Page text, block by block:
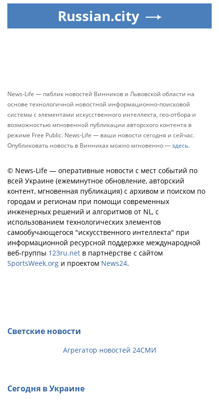
Russian.city
News-Life — паблик новостей Винников и Львовской области на
основе технологичной новостной информационно-поисковой
системы с элементами искусственного интеллекта, гео-отбора и
возможностью мгновенной публикации авторского контента в
режиме Free Public. News-Life — ваши новости сегодня и сейчас.
Опубликовать новость в Винниках можно мгновенно —здесь.
© News-Life — оперативные новости с мест событий по
всей Украине (ежеминутное обновление, авторский
контент, мгновенная публикация) с архивом и поиском по
городам и регионам при помощи современных
инженерных решений и алгоритмов от NL, с
использованием технологических элементов
самообучающегося "искусственного интеллекта" при
информационной ресурсной поддержке международной
веб-группы 123ru.net в партнёрстве с сайтом
SportsWeek.org и проектом News24.
Светские новости
Агрегатор новостей 24СМИ
Сегодня в Украине